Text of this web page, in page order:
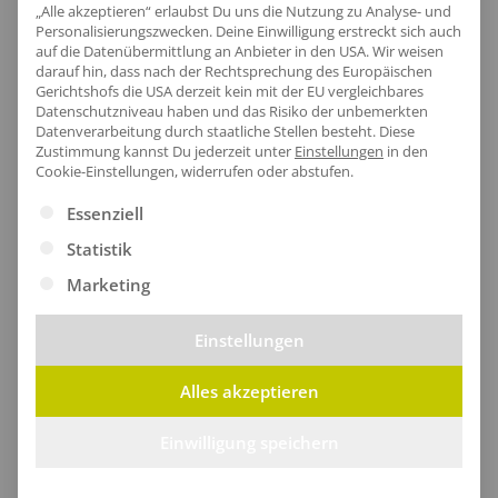
langlebige Optik sorgt.
Minimalistischer Saum
„Alle akzeptieren“ erlaubst Du uns die Nutzung zu Analyse- und
Personalisierungszwecken. Deine Einwilligung erstreckt sich auch
auf die Datenübermittlung an Anbieter in den USA. Wir weisen
darauf hin, dass nach der Rechtsprechung des Europäischen
Gerichtshofs die USA derzeit kein mit der EU vergleichbares
Datenschutzniveau haben und das Risiko der unbemerkten
Datenverarbeitung durch staatliche Stellen besteht. Diese
Zustimmung kannst Du jederzeit unter Einstellungen in den
Cookie-Einstellungen, widerrufen oder abstufen.
Es folgt eine Liste der Service-Gruppen, für die eine
Essenziell
Statistik
Marketing
Einstellungen
Alles akzeptieren